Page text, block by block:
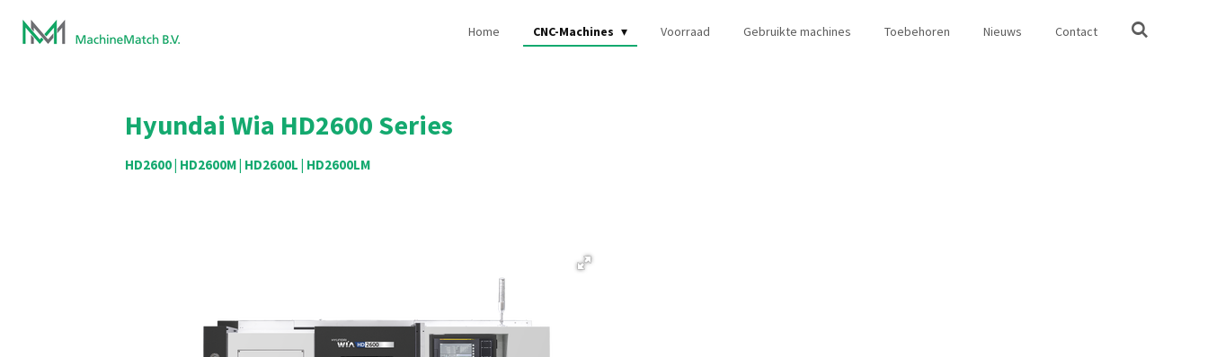
Ga
direct
Home CNC-Machines Voorraad Gebruikte machines Toebehoren Nieuws Contact
Hyundai Wia HD2600 Series
HD2600 | HD2600M | HD2600L | HD2600LM